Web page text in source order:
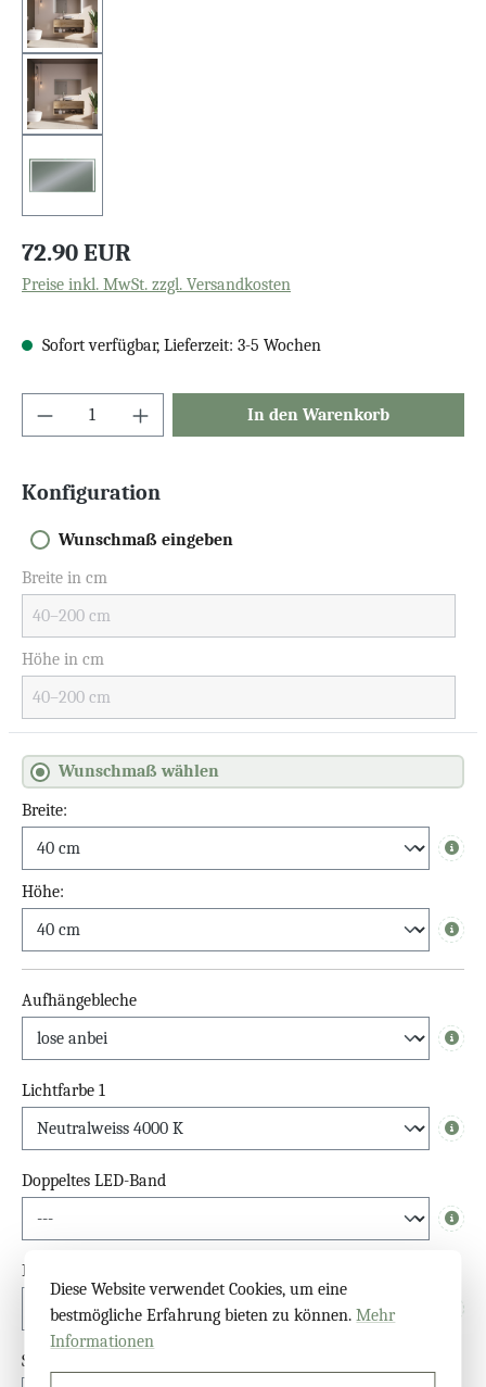
72.90 EUR
Preise inkl. MwSt. zzgl. Versandkosten
Sofort verfügbar, Lieferzeit: 3-5 Wochen
In den Warenkorb
Konfiguration
Wunschmaß eingeben
Breite in cm
Höhe in cm
Wunschmaß wählen
Breite:
Info
Höhe:
Info
Aufhängebleche
Info
Lichtfarbe 1
Info
Doppeltes LED-Band
Info
Lichtfarbe 2. LED
Schalter
Diese Website verwendet Cookies, um eine
bestmögliche Erfahrung bieten zu können.Mehr
Informationen